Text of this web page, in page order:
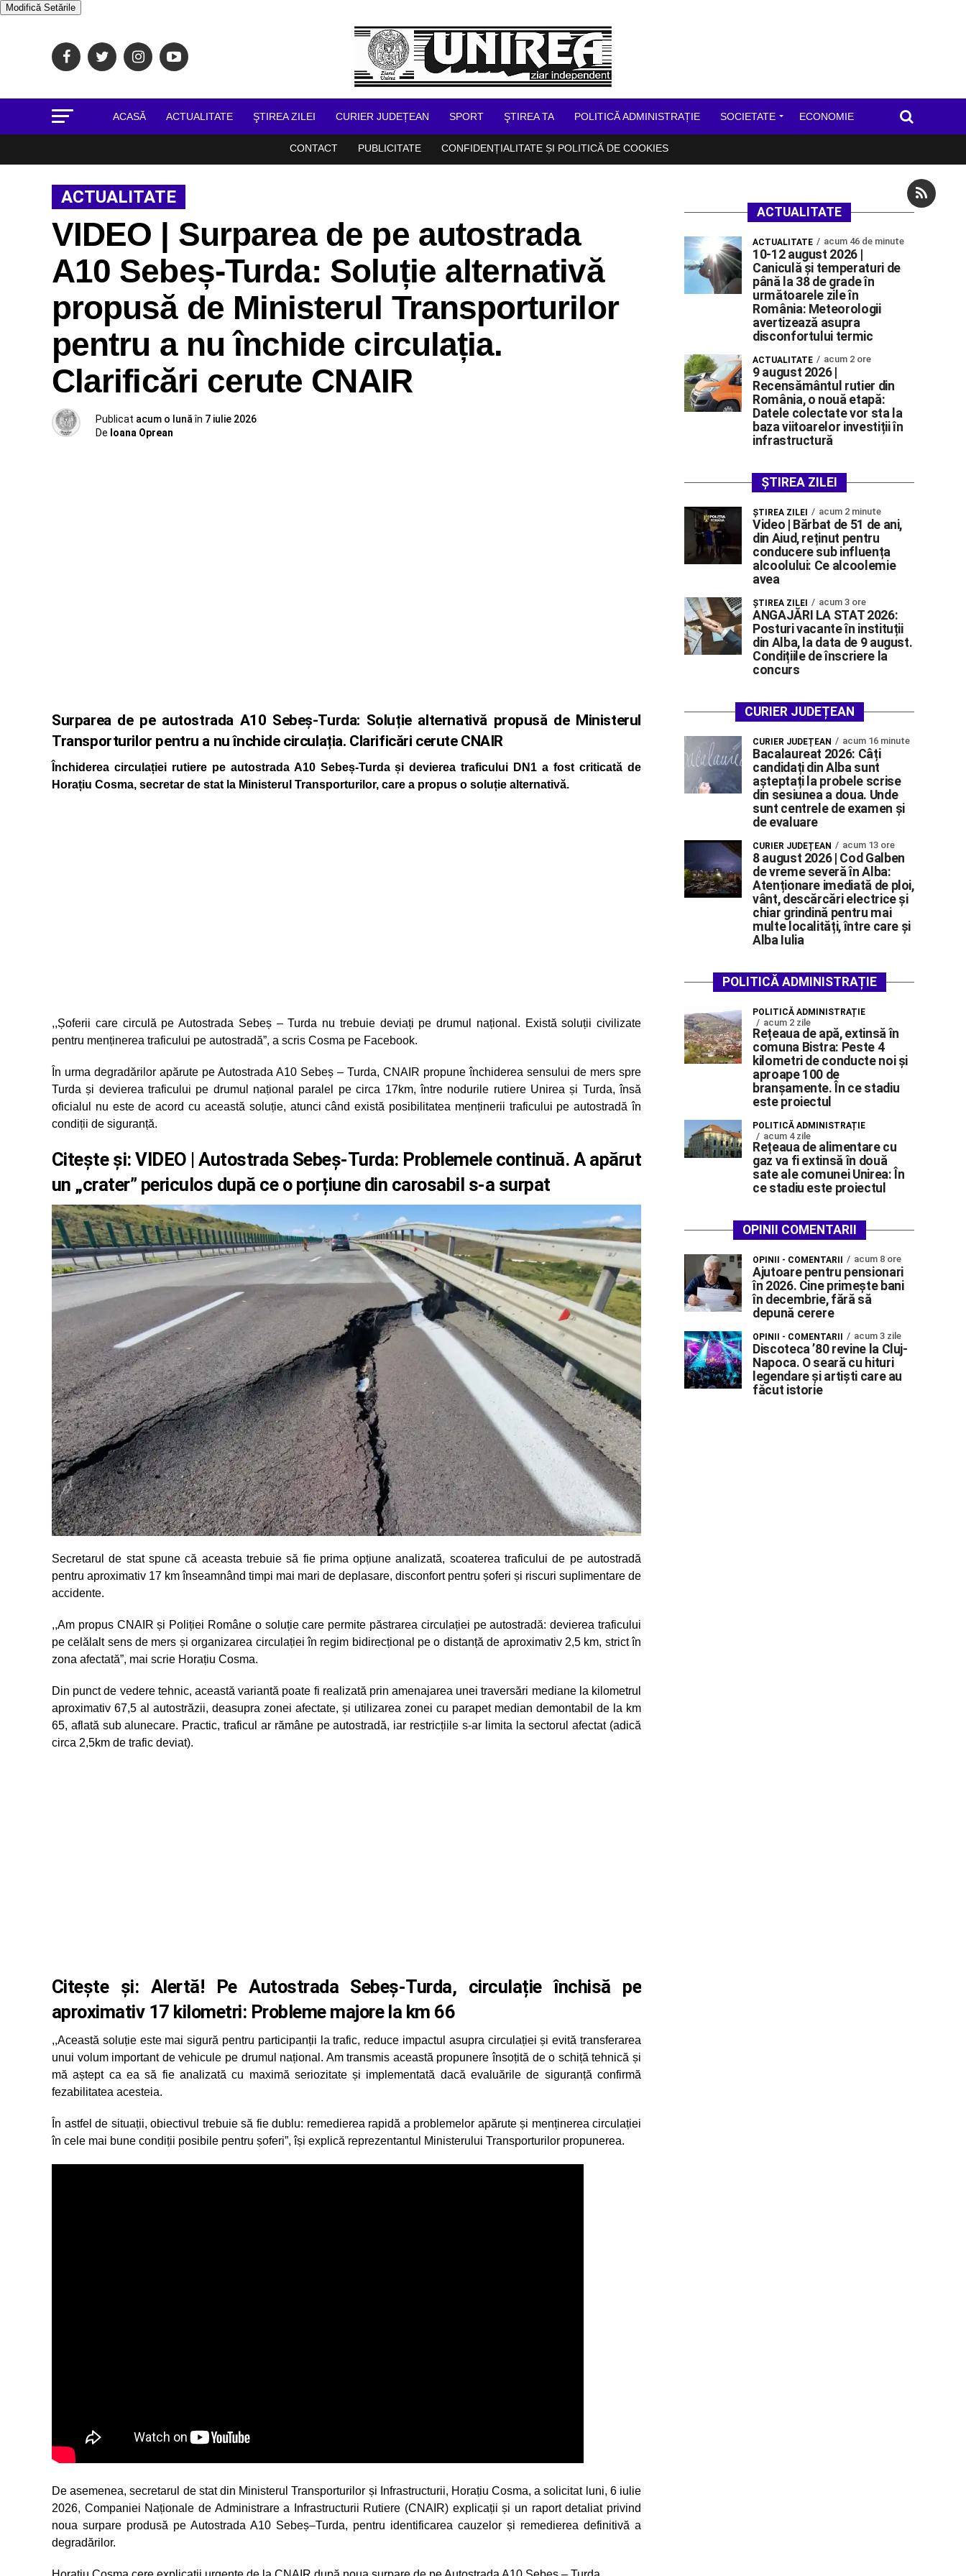
Modifică Setările
ACASĂ ACTUALITATE ŞTIREA ZILEI CURIER JUDEȚEAN SPORT ŞTIREA TA POLITICĂ ADMINISTRAȚIE SOCIETATE ECONOMIE
CONTACT PUBLICITATE CONFIDENȚIALITATE ȘI POLITICĂ DE COOKIES
ACTUALITATE
VIDEO | Surparea de pe autostrada
A10 Sebeș-Turda: Soluție alternativă
propusă de Ministerul Transporturilor
pentru a nu închide circulația.
Clarificări cerute CNAIR
Publicat acum o lună în 7 iulie 2026
De Ioana Oprean
Surparea de pe autostrada A10 Sebeș-Turda: Soluție alternativă propusă de Ministerul
Transporturilor pentru a nu închide circulația. Clarificări cerute CNAIR
Închiderea circulației rutiere pe autostrada A10 Sebeș-Turda și devierea traficului DN1 a fost criticată de
Horațiu Cosma, secretar de stat la Ministerul Transporturilor, care a propus o soluție alternativă.
,,Șoferii care circulă pe Autostrada Sebeș – Turda nu trebuie deviați pe drumul național. Există soluții civilizate
pentru menținerea traficului pe autostradă”, a scris Cosma pe Facebook.
În urma degradărilor apărute pe Autostrada A10 Sebeș – Turda, CNAIR propune închiderea sensului de mers spre
Turda și devierea traficului pe drumul național paralel pe circa 17km, între nodurile rutiere Unirea și Turda, însă
oficialul nu este de acord cu această soluție, atunci când există posibilitatea menținerii traficului pe autostradă în
condiții de siguranță.
Citește și:VIDEO | Autostrada Sebeș-Turda: Problemele continuă. A apărut
un „crater” periculos după ce o porțiune din carosabil s-a surpat
Secretarul de stat spune că aceasta trebuie să fie prima opțiune analizată, scoaterea traficului de pe autostradă
pentru aproximativ 17 km înseamnând timpi mai mari de deplasare, disconfort pentru șoferi și riscuri suplimentare de
accidente.
,,Am propus CNAIR și Poliției Române o soluție care permite păstrarea circulației pe autostradă: devierea traficului
pe celălalt sens de mers și organizarea circulației în regim bidirecțional pe o distanță de aproximativ 2,5 km, strict în
zona afectată”, mai scrie Horațiu Cosma.
Din punct de vedere tehnic, această variantă poate fi realizată prin amenajarea unei traversări mediane la kilometrul
aproximativ 67,5 al autostrăzii, deasupra zonei afectate, și utilizarea zonei cu parapet median demontabil de la km
65, aflată sub alunecare. Practic, traficul ar rămâne pe autostradă, iar restricțiile s-ar limita la sectorul afectat (adică
circa 2,5km de trafic deviat).
Citește și: Alertă! Pe Autostrada Sebeș-Turda, circulație închisă pe
aproximativ 17 kilometri: Probleme majore la km 66
,,Această soluție este mai sigură pentru participanții la trafic, reduce impactul asupra circulației și evită transferarea
unui volum important de vehicule pe drumul național. Am transmis această propunere însoțită de o schiță tehnică și
mă aștept ca ea să fie analizată cu maximă seriozitate și implementată dacă evaluările de siguranță confirmă
fezabilitatea acesteia.
În astfel de situații, obiectivul trebuie să fie dublu: remedierea rapidă a problemelor apărute și menținerea circulației
în cele mai bune condiții posibile pentru șoferi”, își explică reprezentantul Ministerului Transporturilor propunerea.
De asemenea, secretarul de stat din Ministerul Transporturilor și Infrastructurii, Horațiu Cosma, a solicitat luni, 6 iulie
2026, Companiei Naționale de Administrare a Infrastructurii Rutiere (CNAIR) explicații și un raport detaliat privind
noua surpare produsă pe Autostrada A10 Sebeș–Turda, pentru identificarea cauzelor și remedierea definitivă a
degradărilor.
ACTUALITATE
ACTUALITATE acum 46 de minute
10-12 august 2026 |
Caniculă și temperaturi de
până la 38 de grade în
următoarele zile în
România: Meteorologii
avertizează asupra
disconfortului termic
ACTUALITATE acum 2 ore
9 august 2026 |
Recensământul rutier din
România, o nouă etapă:
Datele colectate vor sta la
baza viitoarelor investiții în
infrastructură
ȘTIREA ZILEI
ŞTIREA ZILEI acum 2 minute
Video | Bărbat de 51 de ani,
din Aiud, reținut pentru
conducere sub influența
alcoolului: Ce alcoolemie
avea
ŞTIREA ZILEI acum 3 ore
ANGAJĂRI LA STAT 2026:
Posturi vacante în instituții
din Alba, la data de 9 august.
Condițiile de înscriere la
concurs
CURIER JUDEȚEAN
CURIER JUDEȚEAN acum 16 minute
Bacalaureat 2026: Câți
candidați din Alba sunt
așteptați la probele scrise
din sesiunea a doua. Unde
sunt centrele de examen și
de evaluare
CURIER JUDEȚEAN acum 13 ore
8 august 2026 | Cod Galben
de vreme severă în Alba:
Atenționare imediată de ploi,
vânt, descărcări electrice și
chiar grindină pentru mai
multe localități, între care și
Alba Iulia
POLITICĂ ADMINISTRAȚIE
POLITICĂ ADMINISTRAȚIE
acum 2 zile
Rețeaua de apă, extinsă în
comuna Bistra: Peste 4
kilometri de conducte noi și
aproape 100 de
branșamente. În ce stadiu
este proiectul
POLITICĂ ADMINISTRAȚIE
acum 4 zile
Rețeaua de alimentare cu
gaz va fi extinsă în două
sate ale comunei Unirea: În
ce stadiu este proiectul
OPINII COMENTARII
OPINII - COMENTARII acum 8 ore
Ajutoare pentru pensionari
în 2026. Cine primește bani
în decembrie, fără să
depună cerere
OPINII - COMENTARII acum 3 zile
Discoteca ’80 revine la Cluj-
Napoca. O seară cu hituri
legendare și artiști care au
făcut istorie